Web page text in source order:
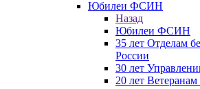
Юбилеи ФСИН
Назад
Юбилеи ФСИН
35 лет Отделам
России
30 лет
20 лет